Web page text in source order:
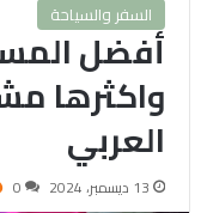
السفر والسياحة
واكثرها
العربي
13 ديسمبر، 2024 0